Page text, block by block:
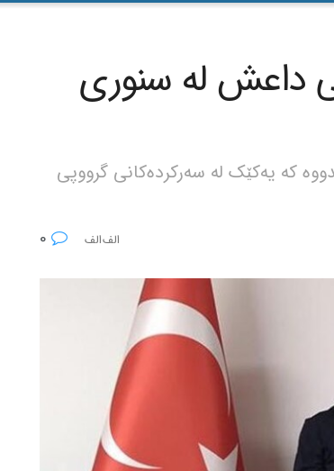
داعش لە سنوری
کە یەکێک لە سەرکردەکانی گرووپی